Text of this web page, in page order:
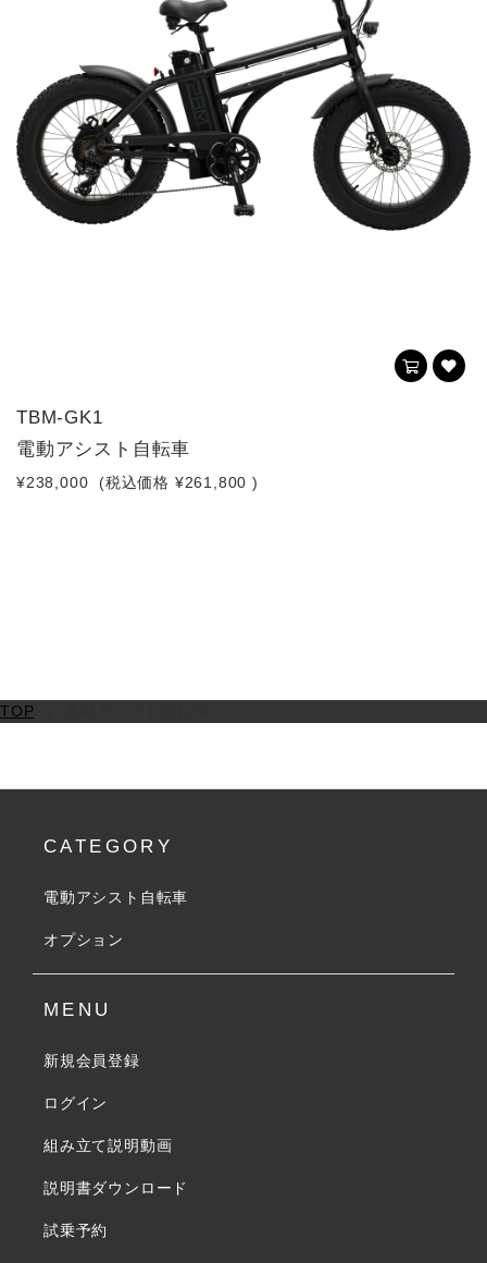
TBM-GK1
電動アシスト自転車
¥238,000 (税込価格 ¥261,800 )
TOP
CATEGORY
電動アシスト自転車
オプション
MENU
新規会員登録
ログイン
組み立て説明動画
説明書ダウンロード
試乗予約